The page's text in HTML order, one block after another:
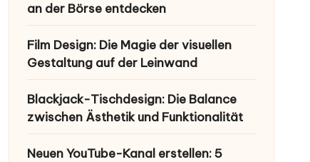
an der Börse entdecken
Film Design: Die Magie der visuellen
Gestaltung auf der Leinwand
Blackjack-Tischdesign: Die Balance
zwischen Ästhetik und Funktionalität
Neuen YouTube-Kanal erstellen: 5